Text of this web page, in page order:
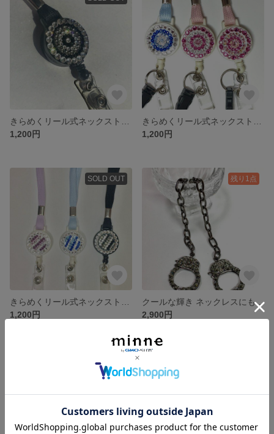
1,200円
1,200円
SOLD OUT
1,200円
残り1点
クールな輝き ネックレスにもなる手錠チェーン
2,900円